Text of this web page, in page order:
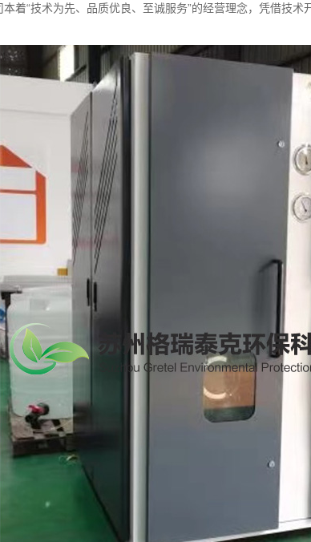
着“技术为先、品质优良、至诚服务”的经营理念，凭借技